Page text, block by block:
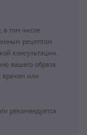
в том числе
рецептом
консультации.
вашего образа
врачом или
рекомендуется